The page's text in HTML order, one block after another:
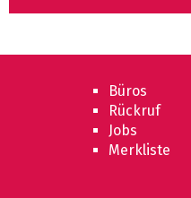
Büros
Rückruf
Jobs
Merkliste